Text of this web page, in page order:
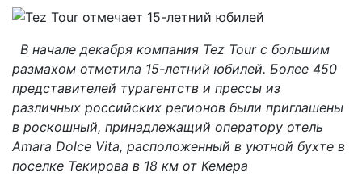
В начале декабря компания Tez Tour с большим
размахом отметила 15-летний юбилей. Более 450
представителей турагентств и прессы из
различных российских регионов были приглашены
в роскошный, принадлежащий оператору отель
Amara Dolce Vita, расположенный в уютной бухте в
поселке Текирова в 18 км от Кемера